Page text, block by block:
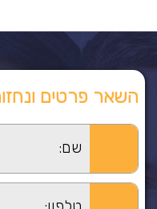
השאר פרטים